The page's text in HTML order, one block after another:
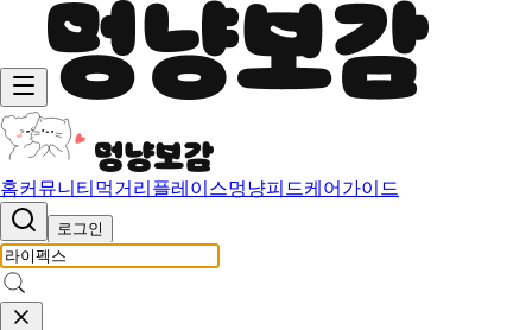
홈커뮤니티 먹거리 플레이스멍냥피드케어가이드
로그인